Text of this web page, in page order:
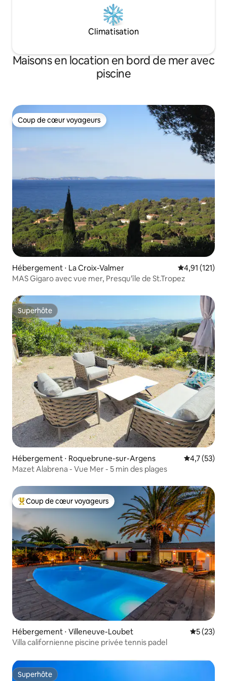
Climatisation
Maisons en location en bord de mer avec
piscine
Coup de cœur voyageurs
Coup de cœur voyageurs
Hébergement ⋅ La Croix-Valmer Évaluation
4,91 (121)
MAS Gigaro avec vue mer, Presqu'île de St.Tropez
Superhôte
Superhôte
Hébergement ⋅ Roquebrune-sur-Argens Évaluation
4,7 (53)
Mazet Alabrena - Vue Mer - 5 min des plages
Coups de cœur voyageurs les plus appréciés
Coup de cœur voyageurs
Hébergement ⋅ Villeneuve-Loubet
5 (23)
Villa californienne piscine privée tennis padel
Superhôte
Superhôte